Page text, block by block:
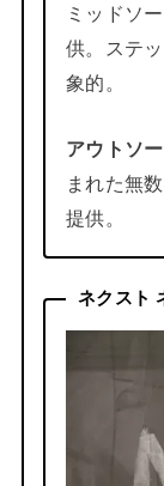
ミッドソ
供。ステ
象的。
アウトソ
まれた無
提供。
ネクスト